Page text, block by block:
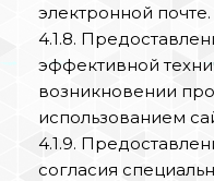
электронной почте.
4.1.8.
эффективной
возникновении
использованием
4.1.9.
согласия